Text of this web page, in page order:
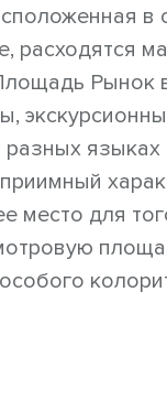
Рынок
языках
место для